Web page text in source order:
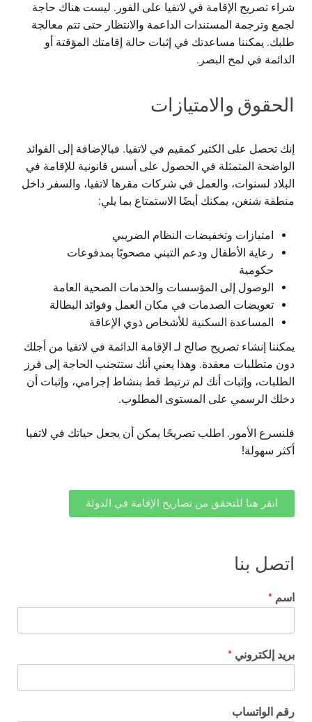
شراء تصريح الإقامة في لاتفيا على الفور. ليست هناك حاجة
لجمع وترجمة المستندات الداعمة والانتظار حتى تتم معالجة
طلبك. يمكننا مساعدتك في إثبات حالة إقامتك المؤقتة أو
الدائمة في لمح البصر.
الحقوق والامتيازات
إنك تحصل على الكثير كمقيم في لاتفيا. فبالإضافة إلى الفوائد
الواضحة المتمثلة في الحصول على أسس قانونية للإقامة في
البلاد لسنوات، والعمل في شركات مقرها لاتفيا، والسفر داخل
منطقة شنغن، يمكنك أيضًا الاستمتاع بما يلي:
امتيازات وتخفيضات النظام الضريبي
رعاية الأطفال ودعم التبني مصحوبًا بمدفوعات
حكومية
الوصول إلى المؤسسات والخدمات الصحية العامة
تعويضات الصدمات في مكان العمل وفوائد البطالة
المساعدة السكنية للأشخاص ذوي الإعاقة
يمكننا إنشاء تصريح صالح لـ الإقامة الدائمة في لاتفيا من أجلك
دون متطلبات معقدة. وهذا يعني أنك ستتجنب الحاجة إلى فرز
الطلبات، وإثبات أنك لم ترتبط قط بنشاط إجرامي، وإثبات أن
دخلك الرسمي على المستوى المطلوب.
فلنسرع الأمور. اطلب تصريحًا يمكن أن يجعل حياتك في لاتفيا
أكثر سهولة!
انقر هنا للتحقق من تصاريح الإقامة في الدولة
اتصل بنا
اسم *
بريد إلكتروني *
رقم الواتساب